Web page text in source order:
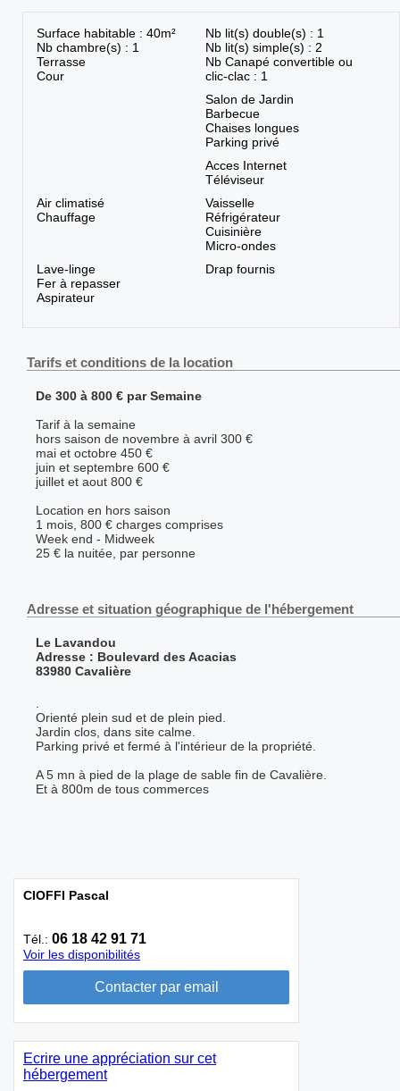
Surface habitable : 40m²
Nb chambre(s) : 1
Terrasse
Cour
Nb lit(s) double(s) : 1
Nb lit(s) simple(s) : 2
Nb Canapé convertible ou
clic-clac : 1
Salon de Jardin
Barbecue
Chaises longues
Parking privé
Acces Internet
Téléviseur
Air climatisé
Chauffage
Vaisselle
Réfrigérateur
Cuisinière
Micro-ondes
Lave-linge
Fer à repasser
Aspirateur
Drap fournis
Tarifs et conditions de la location
De 300 à 800 € par Semaine
Tarif à la semaine
hors saison de novembre à avril 300 €
mai et octobre 450 €
juin et septembre 600 €
juillet et aout 800 €
Location en hors saison
1 mois, 800 € charges comprises
Week end - Midweek
25 € la nuitée, par personne
Adresse et situation géographique de l'hébergement
Le Lavandou
Adresse : Boulevard des Acacias
83980 Cavalière
Orienté plein sud et de plein pied.
Jardin clos, dans site calme.
Parking privé et fermé à l'intérieur de la propriété.
A 5 mn à pied de la plage de sable fin de Cavalière.
Et à 800m de tous commerces
CIOFFI Pascal
Tél.: 06 18 42 91 71
Voir les disponibilités
Ecrire une appréciation sur cet
hébergement